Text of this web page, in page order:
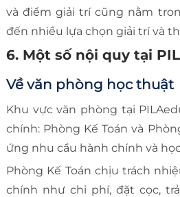
và điểm giải trí cũng nằm
đến nhiều lựa chọn giải trí và
6. Một số nội quy tại
Về văn phòng học thuật
Khu vực văn phòng tại
chính: Phòng Kế Toán và
ứng nhu cầu hành chính và
Phòng Kế Toán chịu trách
chính như chi phí, đặt cọc,